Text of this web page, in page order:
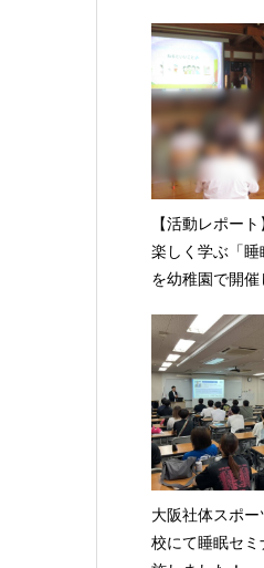
【活動レポー
楽しく学ぶ「睡
を幼稚園で開催
大阪社体スポ
校にて睡眠セ